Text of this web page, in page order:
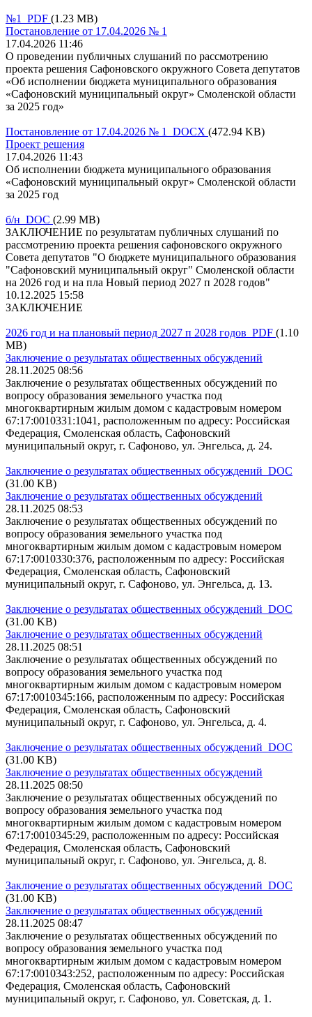
№1 PDF (1.23 MB)
Постановление от 17.04.2026 № 1
17.04.2026 11:46
О проведении публичных слушаний по рассмотрению
проекта решения Сафоновского окружного Совета депутатов
«Об исполнении бюджета муниципального образования
«Сафоновский муниципальный округ» Смоленской области
за 2025 год»
Постановление от 17.04.2026 № 1 DOCX (472.94 KB)
Проект решения
17.04.2026 11:43
Об исполнении бюджета муниципального образования
«Сафоновский муниципальный округ» Смоленской области
за 2025 год
б/н DOC (2.99 MB)
ЗАКЛЮЧЕНИЕ по результатам публичных слушаний по
рассмотрению проекта решения сафоновского окружного
Совета депутатов "О бюджете муниципального образования
"Сафоновский муниципальный oкpyг" Смоленской области
на 2026 год и на пла Новый период 2027 п 2028 годов"
10.12.2025 15:58
ЗАКЛЮЧЕНИЕ
2026 год и на плановый период 2027 п 2028 годов PDF (1.10
MB)
Заключение о результатах общественных обсуждений
28.11.2025 08:56
Заключение о результатах общественных обсуждений по
вопросу образования земельного участка под
многоквартирным жилым домом с кадастровым номером
67:17:0010331:1041, расположенным по адресу: Российская
Федерация, Смоленская область, Сафоновский
муниципальный округ, г. Сафоново, ул. Энгельса, д. 24.
Заключение о результатах общественных обсуждений DOC
(31.00 KB)
Заключение о результатах общественных обсуждений
28.11.2025 08:53
Заключение о результатах общественных обсуждений по
вопросу образования земельного участка под
многоквартирным жилым домом с кадастровым номером
67:17:0010330:376, расположенным по адресу: Российская
Федерация, Смоленская область, Сафоновский
муниципальный округ, г. Сафоново, ул. Энгельса, д. 13.
Заключение о результатах общественных обсуждений DOC
(31.00 KB)
Заключение о результатах общественных обсуждений
28.11.2025 08:51
Заключение о результатах общественных обсуждений по
вопросу образования земельного участка под
многоквартирным жилым домом с кадастровым номером
67:17:0010345:166, расположенным по адресу: Российская
Федерация, Смоленская область, Сафоновский
муниципальный округ, г. Сафоново, ул. Энгельса, д. 4.
Заключение о результатах общественных обсуждений DOC
(31.00 KB)
Заключение о результатах общественных обсуждений
28.11.2025 08:50
Заключение о результатах общественных обсуждений по
вопросу образования земельного участка под
многоквартирным жилым домом с кадастровым номером
67:17:0010345:29, расположенным по адресу: Российская
Федерация, Смоленская область, Сафоновский
муниципальный округ, г. Сафоново, ул. Энгельса, д. 8.
Заключение о результатах общественных обсуждений DOC
(31.00 KB)
Заключение о результатах общественных обсуждений
28.11.2025 08:47
Заключение о результатах общественных обсуждений по
вопросу образования земельного участка под
многоквартирным жилым домом с кадастровым номером
67:17:0010343:252, расположенным по адресу: Российская
Федерация, Смоленская область, Сафоновский
муниципальный округ, г. Сафоново, ул. Советская, д. 1.